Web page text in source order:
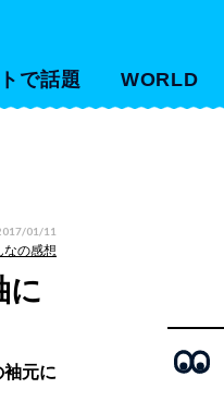
で話題 WORLD
01/11
なの感想
に
元に